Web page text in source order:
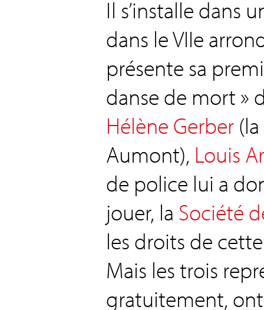
Il s’installe dans
dans le VIIe
présente sa
danse de mort »
Hélène Gerber
Aumont), Louis
de police lui a
jouer, la Société
les droits de
Mais les trois
gratuitement,